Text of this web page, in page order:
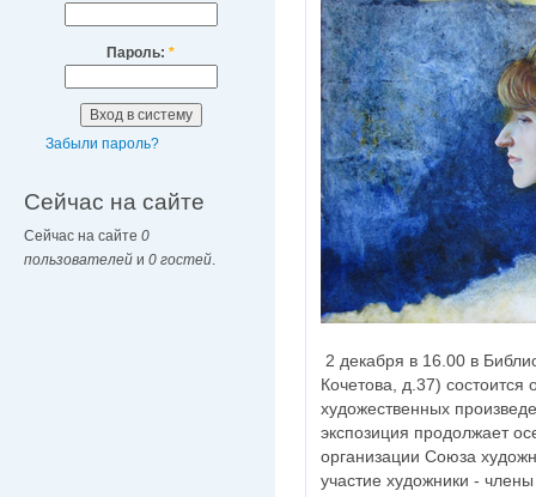
Пароль: *
Забыли пароль?
Сейчас на сайте
Сейчас на сайте 0
пользователей и 0 гостей
2 декабря в 16.00 в
Кочетова, д.37) состоится
художественных
экспозиция продолжает
организации Союза
участие художники -